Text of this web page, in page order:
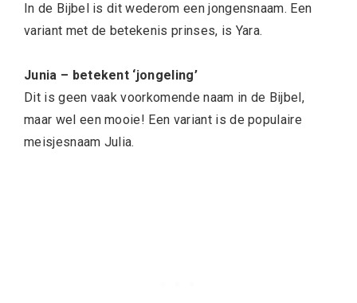
In de Bijbel is dit wederom een jongensnaam. Een
variant met de betekenis prinses, is Yara.
Junia – betekent ‘jongeling’
Dit is geen vaak voorkomende naam in de Bijbel,
maar wel een mooie! Een variant is de populaire
meisjesnaam Julia.